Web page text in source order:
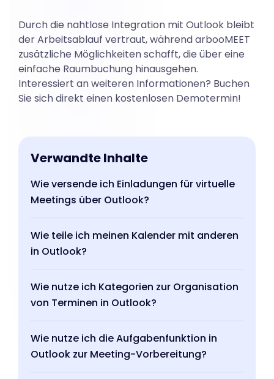
Durch die nahtlose Integration mit Outlook bleibt
der Arbeitsablauf vertraut, während arbooMEET
zusätzliche Möglichkeiten schafft, die über eine
einfache Raumbuchung hinausgehen.
Interessiert an weiteren Informationen? Buchen
Sie sich direkt einen kostenlosen Demotermin!
Verwandte Inhalte
Wie versende ich Einladungen für virtuelle
Meetings über Outlook?
Wie teile ich meinen Kalender mit anderen
in Outlook?
Wie nutze ich Kategorien zur Organisation
von Terminen in Outlook?
Wie nutze ich die Aufgabenfunktion in
Outlook zur Meeting-Vorbereitung?